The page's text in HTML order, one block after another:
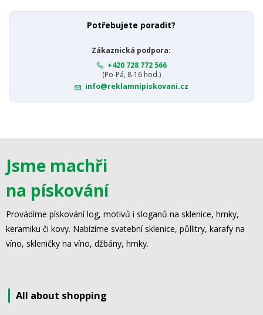
Potřebujete poradit?
Zákaznická podpora:
+420 728 772 566
(Po-Pá, 8-16 hod.)
info@reklamnipiskovani.cz
Jsme machři
na pískování
Provádíme pískování log, motivů i sloganů na sklenice, hrnky,
keramiku či kovy. Nabízíme svatební sklenice, půllitry, karafy na
víno, skleničky na víno, džbány, hrnky.
All about shopping